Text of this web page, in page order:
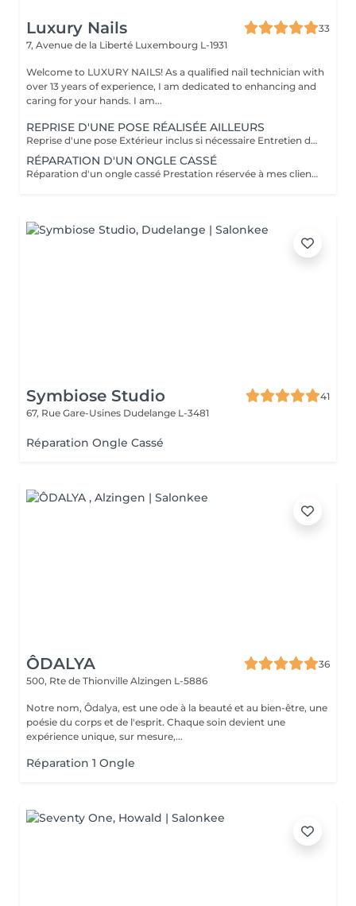
Luxury Nails
33
7, Avenue de la Liberté Luxembourg L-1931
Welcome to LUXURY NAILS! As a qualified nail technician with
over 13 years of experience, I am dedicated to enhancing and
caring for your hands. I am...
REPRISE D'UNE POSE RÉALISÉE AILLEURS
Reprise d'une pose Extérieur inclus si nécessaire Entretien d'une pose réalisée par une autre prothésiste. Si la pose est correcte, aucun supplément ne sera appliqué. En revanche, si des corrections sont nécessaires, un supplément pourra être ajouté. Non réservable en ligne L'éventuel supplément sera déterminé lors du rendez-vous.
RÉPARATION D'UN ONGLE CASSÉ
Réparation d'un ongle cassé Prestation réservée à mes clientes. Réparation uniquement sur les poses réalisées par mes soins. Cette prestation n'est donc pas réservable en ligne.
Symbiose Studio
41
67, Rue Gare-Usines Dudelange L-3481
Réparation Ongle Cassé
ÔDALYA
36
500, Rte de Thionville Alzingen L-5886
Notre nom, Ôdalya, est une ode à la beauté et au bien-être, une
poésie du corps et de l'esprit. Chaque soin devient une
expérience unique, sur mesure,...
Réparation 1 Ongle